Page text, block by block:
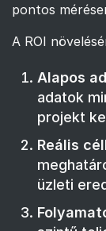
pontos
A ROI
Alapos
adatok
projekt
Reális
üzleti